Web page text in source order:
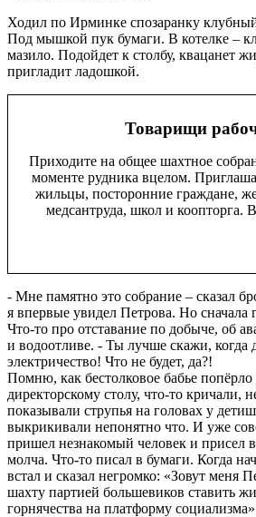
Ходил по Ирминке спозаранку
Под мышкой пук бумаги. В котелке –
мазило. Подойдет к столбу, квацанет
пригладит ладошкой.
Товарищи
Приходите на общее шахтное
моменте рудника вцелом.
жильцы, посторонние граждане,
медсантруда, школ и коопторга.
- Мне памятно это собрание – сказал
я впервые увидел Петрова. Но сначала
Что-то про отставание по добыче, об
и водоотливе. - Ты лучше скажи, когда
электричество! Что не будет, да?!
Помню, как бестолковое бабье
директорскому столу, что-то кричали,
показывали струпья на головах у
выкрикивали непонятно что. И уже
пришел незнакомый человек и присел
молча. Что-то писал в бумаги. Когда
встал и сказал негромко: «Зовут меня
шахту партией большевиков ставить
горнячества на платформу